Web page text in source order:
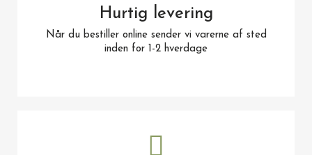
Hurtig levering
Når du bestiller online sender vi varerne af sted
inden for 1-2 hverdage